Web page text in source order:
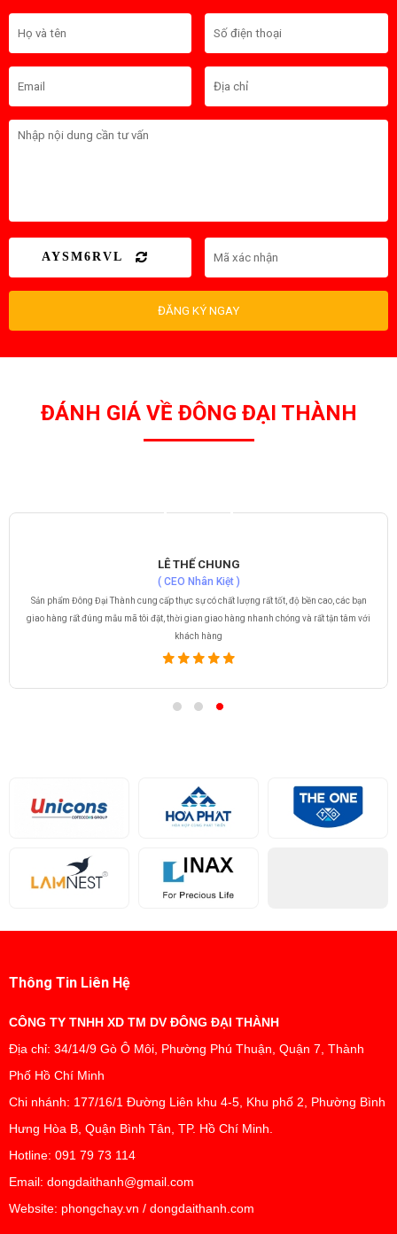
AYSM6RVL
ĐĂNG KÝ NGAY
ĐÁNH GIÁ VỀ ĐÔNG ĐẠI THÀNH
LÊ THẾ CHUNG
( CEO Nhân Kiệt )
Sản phẩm Đông Đại Thành cung cấp thực sự có chất lượng rất tốt, độ bền cao, các bạn
giao hàng rất đúng mẫu mã tôi đặt, thời gian giao hàng nhanh chóng và rất tận tâm với
khách hàng
Thông Tin Liên Hệ
CÔNG TY TNHH XD TM DV ĐÔNG ĐẠI THÀNH
Địa chỉ: 34/14/9 Gò Ô Môi, Phường Phú Thuận, Quận 7, Thành
Phố Hồ Chí Minh
Chi nhánh: 177/16/1 Đường Liên khu 4-5, Khu phố 2, Phường Bình
Hưng Hòa B, Quận Bình Tân, TP. Hồ Chí Minh.
Hotline: 091 79 73 114
Email: dongdaithanh@gmail.com
Website: phongchay.vn / dongdaithanh.com